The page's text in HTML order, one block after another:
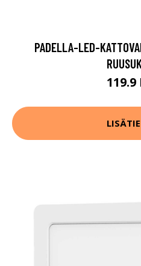
PADELLA-LED-
119.9